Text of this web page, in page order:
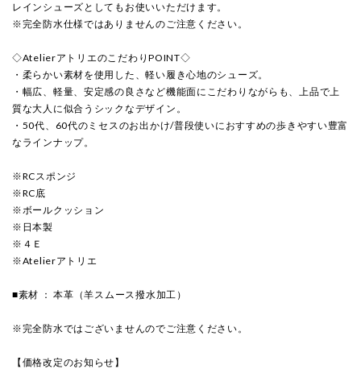
レインシューズとしてもお使いいただけます。
※完全防水仕様ではありませんのご注意ください。
◇AtelierアトリエのこだわりPOINT◇
・柔らかい素材を使用した、軽い履き心地のシューズ。
・幅広、軽量、安定感の良さなど機能面にこだわりながらも、上品で上
質な大人に似合うシックなデザイン。
・50代、60代のミセスのお出かけ/普段使いにおすすめの歩きやすい豊富
なラインナップ。
※RCスポンジ
※RC底
※ボールクッション
※日本製
※４Ｅ
※Atelierアトリエ
■素材 ： 本革（羊スムース撥水加工）
※完全防水ではございませんのでご注意ください。
【価格改定のお知らせ】